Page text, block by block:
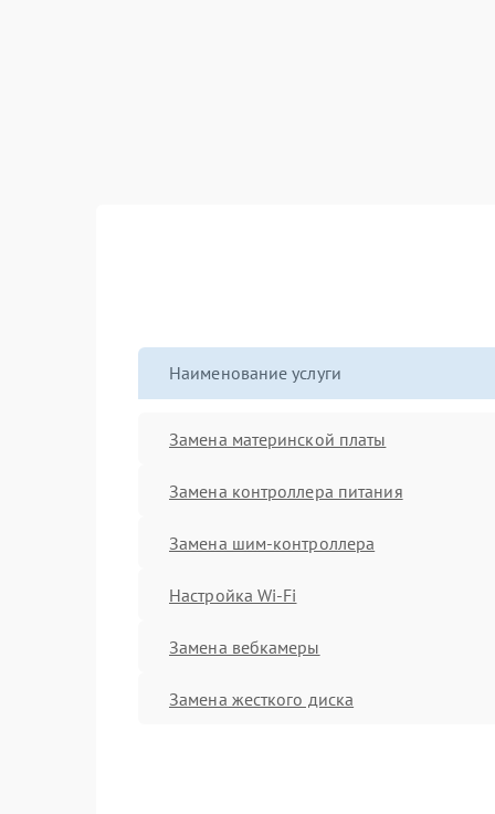
Наименование услуги
Замена материнской платы
Замена контроллера питания
Замена шим-контроллера
Настройка Wi-Fi
Замена вебкамеры
Замена жесткого диска